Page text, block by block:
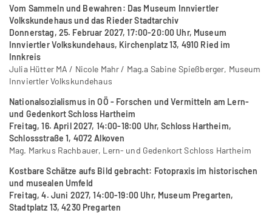
Vom Sammeln und Bewahren: Das Museum Innviertler
Volkskundehaus und das Rieder Stadtarchiv
Donnerstag, 25. Februar 2027, 17:00-20:00 Uhr, Museum
Innviertler Volkskundehaus, Kirchenplatz 13, 4910 Ried im
Innkreis
Julia Hütter MA / Nicole Mahr / Mag.a Sabine Spießberger, Museum
Innviertler Volkskundehaus
Nationalsozialismus in OÖ - Forschen und Vermitteln am Lern-
und Gedenkort Schloss Hartheim
Freitag, 16. April 2027, 14:00-18:00 Uhr, Schloss Hartheim,
Schlossstraße 1, 4072 Alkoven
Mag. Markus Rachbauer, Lern- und Gedenkort Schloss Hartheim
Kostbare Schätze aufs Bild gebracht: Fotopraxis im historischen
und musealen Umfeld
Freitag, 4. Juni 2027, 14:00-19:00 Uhr, Museum Pregarten,
Stadtplatz 13, 4230 Pregarten